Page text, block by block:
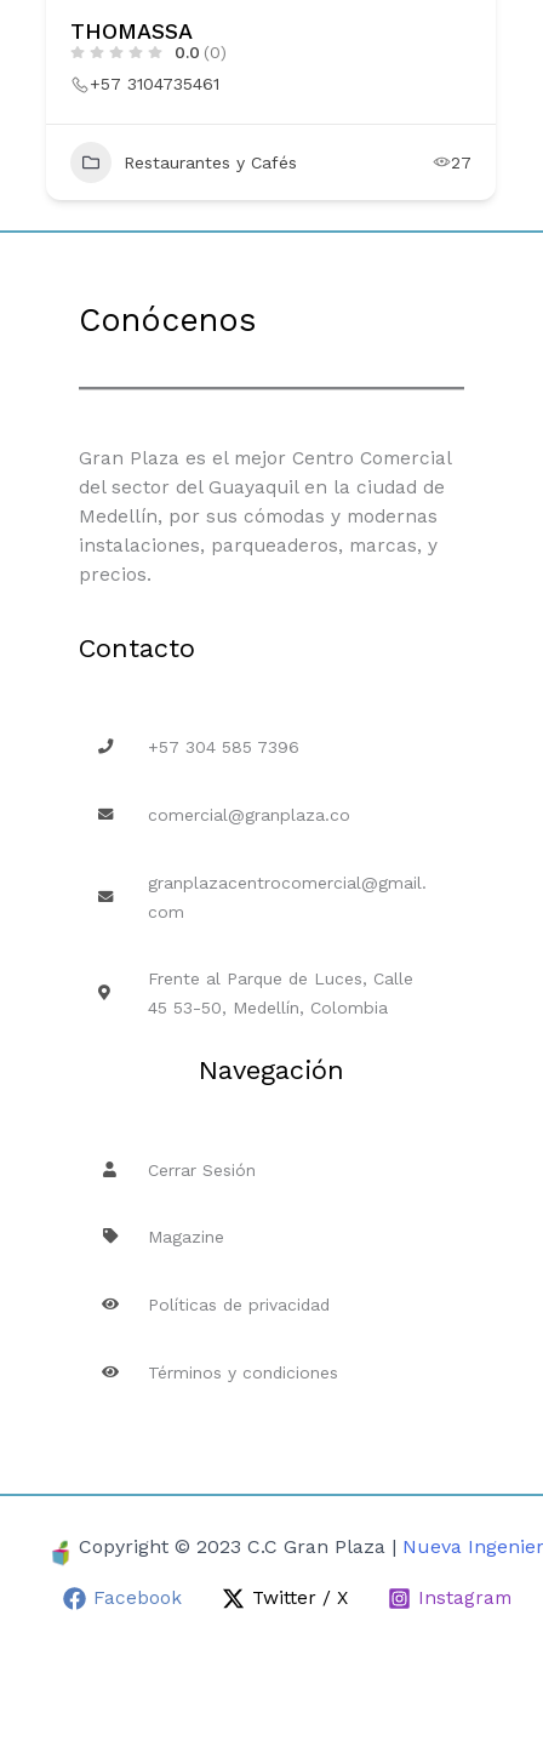
THOMASSA
0.0 (0)
+57 3104735461
Restaurantes y Cafés 27
Conócenos
Gran Plaza es el mejor Centro Comercial
del sector del Guayaquil en la ciudad de
Medellín, por sus cómodas y modernas
instalaciones, parqueaderos, marcas, y
precios.
Contacto
+57 304 585 7396
comercial@granplaza.co
granplazacentrocomercial@gmail.
com
Frente al Parque de Luces, Calle
45 53-50, Medellín, Colombia
Navegación
Cerrar Sesión
Magazine
Políticas de privacidad
Términos y condiciones
Copyright © 2023 C.C Gran Plaza | Nueva
Facebook Twitter / X Instagram